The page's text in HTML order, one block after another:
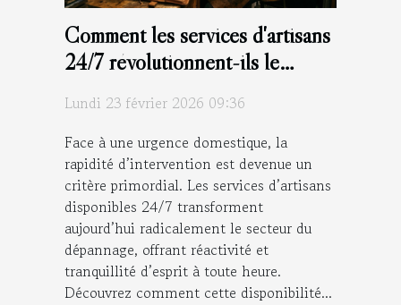
Comment les services d'artisans
24/7 révolutionnent-ils le
Lundi 23 février 2026 09:36
Face à une urgence domestique, la
rapidité d’intervention est devenue un
critère primordial. Les services d’artisans
disponibles 24/7 transforment
aujourd’hui radicalement le secteur du
dépannage, offrant réactivité et
tranquillité d’esprit à toute heure.
Découvrez comment cette disponibilité...